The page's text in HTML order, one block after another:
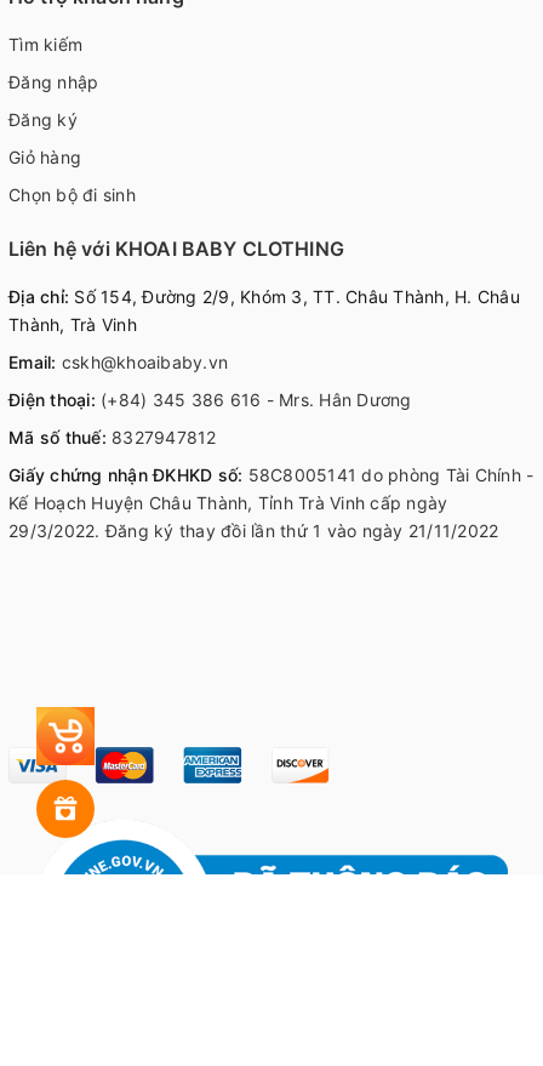
Tìm kiếm
Đăng nhập
Đăng ký
Giỏ hàng
Chọn bộ đi sinh
Liên hệ với KHOAI BABY CLOTHING
Địa chỉ: Số 154, Đường 2/9, Khóm 3, TT. Châu Thành, H. Châu
Thành, Trà Vinh
Email: cskh@khoaibaby.vn
Điện thoại: (+84) 345 386 616 - Mrs. Hân Dương
Mã số thuế: 8327947812
Giấy chứng nhận ĐKHKD số: 58C8005141 do phòng Tài Chính -
Kế Hoạch Huyện Châu Thành, Tỉnh Trà Vinh cấp ngày
29/3/2022. Đăng ký thay đồi lần thứ 1 vào ngày 21/11/2022